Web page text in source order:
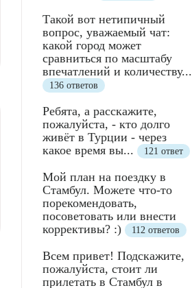
Такой вот нетипичный
вопрос, уважаемый чат:
какой город может
сравниться по масштабу
впечатлений и количеству...
136 ответов
Ребята, а расскажите,
пожалуйста, - кто долго
живёт в Турции - через
какое время вы...
121 ответ
Мой план на поездку в
Стамбул. Можете что-то
порекомендовать,
посоветовать или внести
коррективы? :)
112 ответов
Всем привет! Подскажите,
пожалуйста, стоит ли
прилетать в Стамбул в